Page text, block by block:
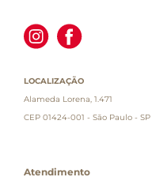
LOCALIZAÇÃO
Alameda Lorena, 1.471
CEP 01424-001 - São Paulo - SP
Atendimento